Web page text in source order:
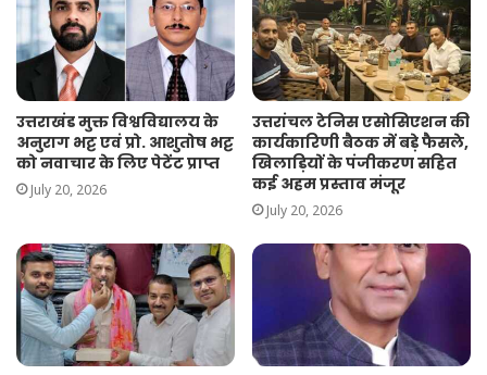
उत्तराखंड मुक्त विश्वविद्यालय के
अनुराग भट्ट एवं प्रो. आशुतोष भट्ट
को नवाचार के लिए पेटेंट प्राप्त
July 20, 2026
उत्तरांचल टेनिस एसोसिएशन की
कार्यकारिणी बैठक में बड़े फैसले,
खिलाड़ियों के पंजीकरण सहित
कई अहम प्रस्ताव मंजूर
July 20, 2026